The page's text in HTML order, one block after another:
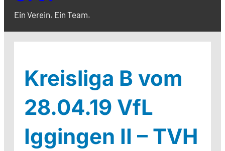
Ein Verein. Ein Team.
Kreisliga B vom
28.04.19 VfL
Iggingen II – TVH